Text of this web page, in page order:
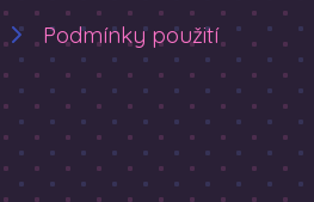
Podmínky použití